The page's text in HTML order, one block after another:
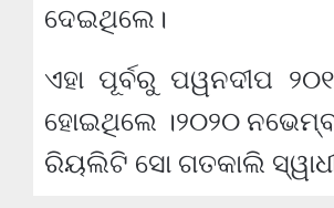
ଦେଇଥିଲେ।
ଏହା ପୂର୍ବରୁ ପୱନଦୀପ
ହୋଇଥିଲେ ।୨୦୨୦
ରିୟଲିଟି ସୋ ଗତକାଲି